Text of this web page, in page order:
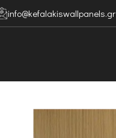
info@kefalakiswallpanels.gr